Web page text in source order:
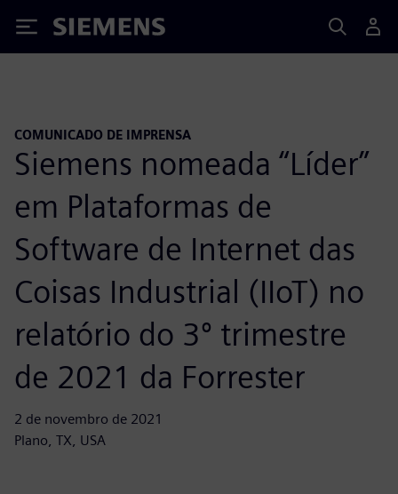
Siemens
COMUNICADO DE IMPRENSA
Siemens nomeada “Líder”
em Plataformas de
Software de Internet das
Coisas Industrial (IIoT) no
relatório do 3º trimestre
de 2021 da Forrester
2 de novembro de 2021
Plano, TX, USA